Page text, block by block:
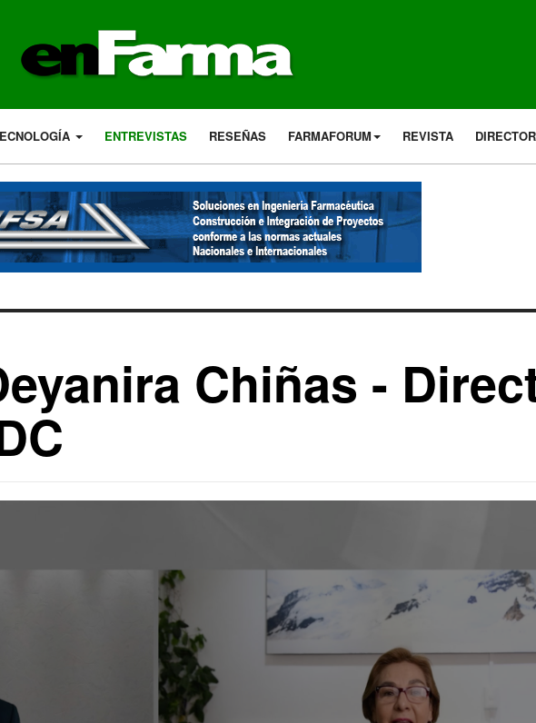
ENTREVISTAS RESEÑAS FARMAFORUM REVISTA
Chiñas -